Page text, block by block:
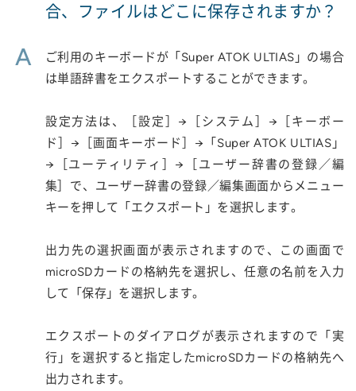
合、ファイルはどこに保存されますか？
A
ご利用のキーボードが「Super ATOK ULTIAS」の場合
は単語辞書をエクスポートすることができます。
設定方法は、［設定］→［システム］→［キーボー
ド］→［画面キーボード］→「Super ATOK ULTIAS」
→［ユーティリティ］→［ユーザー辞書の登録／編
集］で、ユーザー辞書の登録／編集画面からメニュー
キーを押して「エクスポート」を選択します。
出力先の選択画面が表示されますので、この画面で
microSDカードの格納先を選択し、任意の名前を入力
して「保存」を選択します。
エクスポートのダイアログが表示されますので「実
行」を選択すると指定したmicroSDカードの格納先へ
出力されます。